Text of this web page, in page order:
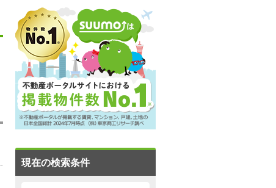
現在の検索条件